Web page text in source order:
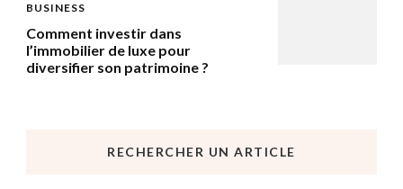
BUSINESS
Comment investir dans
l’immobilier de luxe pour
diversifier son patrimoine ?
RECHERCHER UN ARTICLE